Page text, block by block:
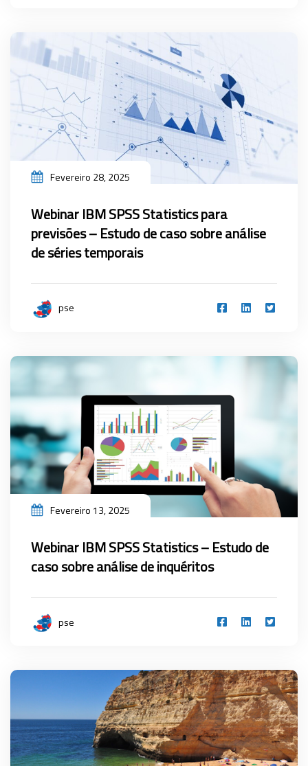
Fevereiro 28, 2025
Webinar IBM SPSS Statistics para
previsões – Estudo de caso sobre análise
de séries temporais
pse
Fevereiro 13, 2025
Webinar IBM SPSS Statistics – Estudo de
caso sobre análise de inquéritos
pse